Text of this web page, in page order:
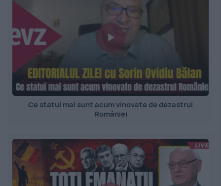
Ce statui mai sunt acum vinovate de dezastrul
României